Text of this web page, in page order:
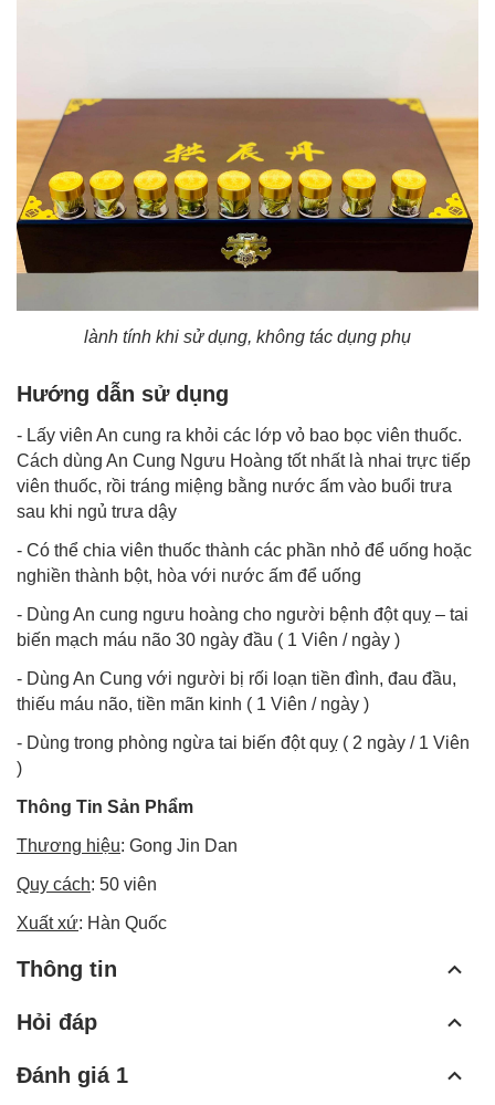
lành tính khi sử dụng, không tác dụng phụ
Hướng dẫn sử dụng
- Lấy viên An cung ra khỏi các lớp vỏ bao bọc viên thuốc.
Cách dùng An Cung Ngưu Hoàng tốt nhất là nhai trực tiếp
viên thuốc, rồi tráng miệng bằng nước ấm vào buổi trưa
sau khi ngủ trưa dậy
- Có thể chia viên thuốc thành các phần nhỏ để uống hoặc
nghiền thành bột, hòa với nước ấm để uống
- Dùng An cung ngưu hoàng cho người bệnh đột quỵ – tai
biến mạch máu não 30 ngày đầu ( 1 Viên / ngày )
- Dùng An Cung với người bị rối loạn tiền đình, đau đầu,
thiếu máu não, tiền mãn kinh ( 1 Viên / ngày )
- Dùng trong phòng ngừa tai biến đột quỵ ( 2 ngày / 1 Viên
)
Thông Tin Sản Phẩm
Thương hiệu: Gong Jin Dan
Quy cách: 50 viên
Xuất xứ: Hàn Quốc
Thông tin
Hỏi đáp
Đánh giá 1